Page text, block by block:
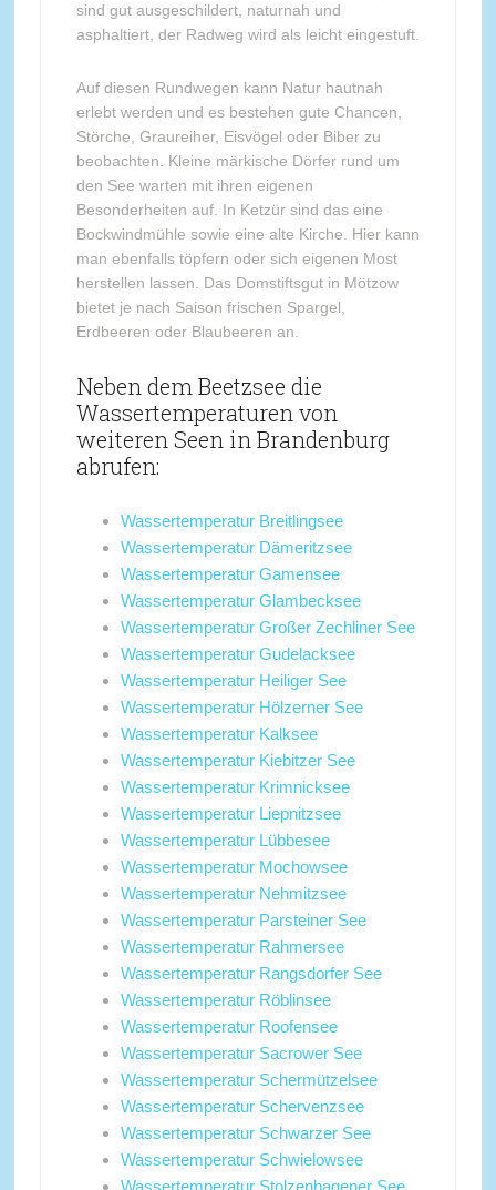
sind gut ausgeschildert, naturnah und
asphaltiert, der Radweg wird als leicht eingestuft.
Auf diesen Rundwegen kann Natur hautnah
erlebt werden und es bestehen gute Chancen,
Störche, Graureiher, Eisvögel oder Biber zu
beobachten. Kleine märkische Dörfer rund um
den See warten mit ihren eigenen
Besonderheiten auf. In Ketzür sind das eine
Bockwindmühle sowie eine alte Kirche. Hier kann
man ebenfalls töpfern oder sich eigenen Most
herstellen lassen. Das Domstiftsgut in Mötzow
bietet je nach Saison frischen Spargel,
Erdbeeren oder Blaubeeren an.
Neben dem Beetzsee die
Wassertemperaturen von
weiteren Seen in Brandenburg
abrufen:
Wassertemperatur Breitlingsee
Wassertemperatur Dämeritzsee
Wassertemperatur Gamensee
Wassertemperatur Glambecksee
Wassertemperatur Großer Zechliner See
Wassertemperatur Gudelacksee
Wassertemperatur Heiliger See
Wassertemperatur Hölzerner See
Wassertemperatur Kalksee
Wassertemperatur Kiebitzer See
Wassertemperatur Krimnicksee
Wassertemperatur Liepnitzsee
Wassertemperatur Lübbesee
Wassertemperatur Mochowsee
Wassertemperatur Nehmitzsee
Wassertemperatur Parsteiner See
Wassertemperatur Rahmersee
Wassertemperatur Rangsdorfer See
Wassertemperatur Röblinsee
Wassertemperatur Roofensee
Wassertemperatur Sacrower See
Wassertemperatur Schermützelsee
Wassertemperatur Schervenzsee
Wassertemperatur Schwarzer See
Wassertemperatur Schwielowsee
Wassertemperatur Stolzenhagener See